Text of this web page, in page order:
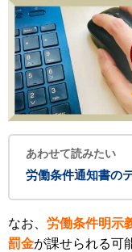
あわせて読みたい
労働条件通知書の
なお、 労働条件明示
罰金が課せられる可